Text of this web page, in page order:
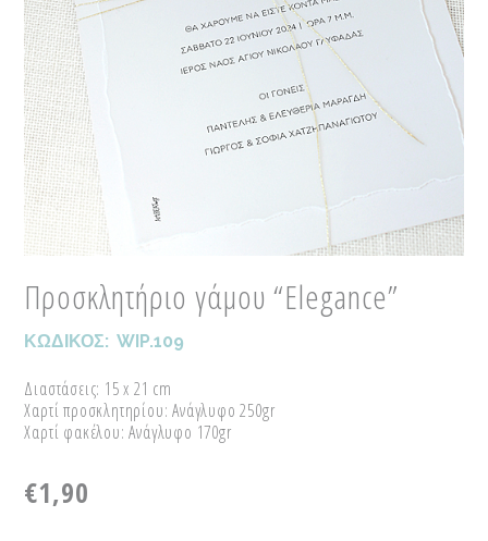
Προσκλητήριο γάμου “Elegance”
ΚΩΔΙΚΟΣ: WIP.109
Διαστάσεις: 15 x 21 cm
Χαρτί προσκλητηρίου: Ανάγλυφο 250gr
Χαρτί φακέλου: Ανάγλυφο 170gr
€1,90